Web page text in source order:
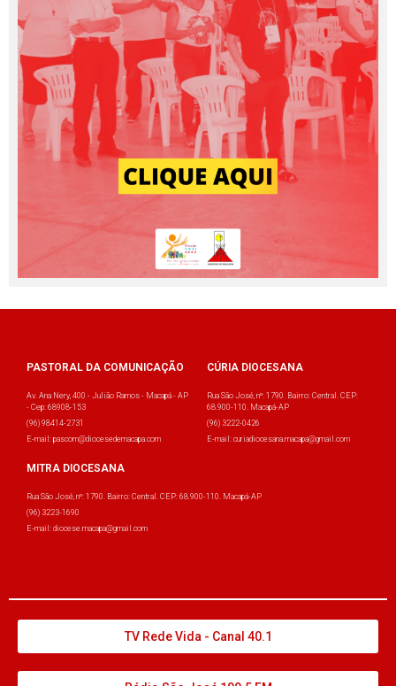
PASTORAL DA COMUNICAÇÃO
Av. Ana Nery, 400 - Julião Ramos - Macapá - AP
- Cep: 68908-153
(96) 98414-2731
E-mail: pascom@diocesedemacapa.com
CÚRIA DIOCESANA
Rua São José, nº: 1790. Bairro: Central. CEP:
68.900-110. Macapá-AP
(96) 3222-0426
E-mail: curiadiocesana.macapa@gmail.com
MITRA DIOCESANA
Rua São José, nº: 1790. Bairro: Central. CEP: 68.900-110. Macapá-AP
(96) 3223-1690
E-mail: diocese.macapa@gmail.com
TV Rede Vida - Canal 40.1